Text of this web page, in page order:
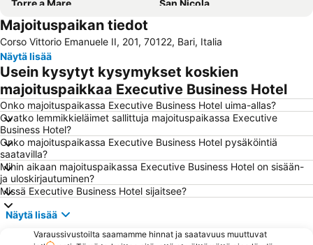
Torre a Mare
San Nicola
Cattedrale di San Sabino
Stazione Ferroviaria di Bitonto
Basilica minore dei Santi Medici
Chiesa San Marco dei Veneziani
Piazza Ferrarese
Pane e Pomodoro beach
Molfetta Outlet - Fashion District
Capitolo
Majoituspaikan tiedot
Corso Vittorio Emanuele II, 201, 70122, Bari, Italia
Näytä lisää
Usein kysytyt kysymykset koskien
majoituspaikkaa Executive Business Hotel
Onko majoituspaikassa Executive Business Hotel uima-allas?
Ovatko lemmikkieläimet sallittuja majoituspaikassa Executive
Business Hotel?
Onko majoituspaikassa Executive Business Hotel pysäköintiä
saatavilla?
Mihin aikaan majoituspaikassa Executive Business Hotel on sisään-
ja uloskirjautuminen?
Missä Executive Business Hotel sijaitsee?
Näytä lisää
Varaussivustoilta saamamme hinnat ja saatavuus muuttuvat